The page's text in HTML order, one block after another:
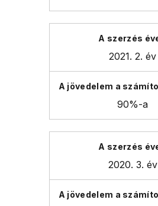
2021. 2. év
90%-a
2020. 3. év